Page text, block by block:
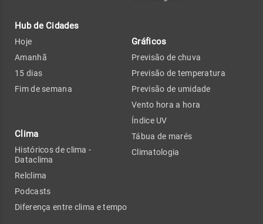
Hub de Cidades
Hoje
Amanhã
15 dias
Fim de semana
Clima
Históricos de clima -
Dataclima
Relclima
Podcasts
Diferença entre clima e tempo
Gráficos
Previsão de chuva
Previsão de temperatura
Previsão de umidade
Vento hora a hora
Índice UV
Tábua de marés
Climatologia